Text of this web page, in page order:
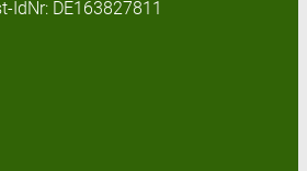
IdNr: DE163827811